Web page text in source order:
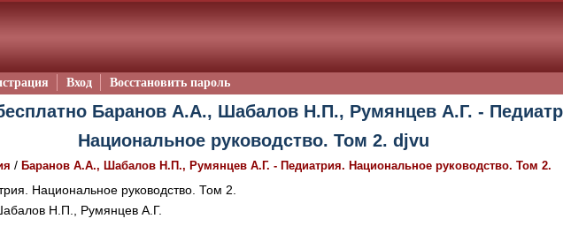
Вход Восстановить пароль
Баранов А.А., Шабалов Н.П., Румянцев А.Г. -
Национальное руководство. Том 2. djvu
/ Баранов А.А., Шабалов Н.П., Румянцев А.Г. - Педиатрия. Национальное руководство. Том 2.
Национальное руководство. Том 2.
Н.П., Румянцев А.Г.